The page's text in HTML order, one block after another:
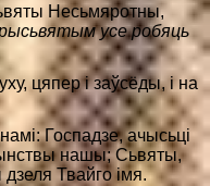
Несьмяротны,
усе робяць
цяпер і заўсёды, і на
Госпадзе, ачысьці
нашы; Сьвяты,
Твайго імя.